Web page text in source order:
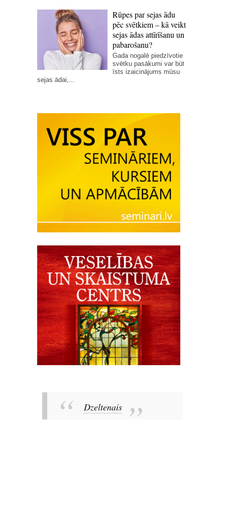
Rūpes par sejas ādu
pēc svētkiem – kā veikt
sejas ādas attīrīšanu un
pabarošanu?
Gada nogalē piedzīvotie
svētku pasākumi var būt
īsts izaicinājums mūsu
sejas ādai,...
Dzeltenais